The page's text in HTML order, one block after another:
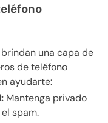
una capa de
de teléfono
ayudarte:
Mantenga privado
spam.